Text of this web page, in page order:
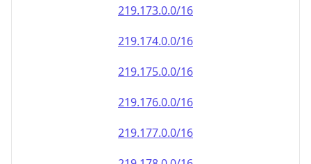
219.173.0.0/16
219.174.0.0/16
219.175.0.0/16
219.176.0.0/16
219.177.0.0/16